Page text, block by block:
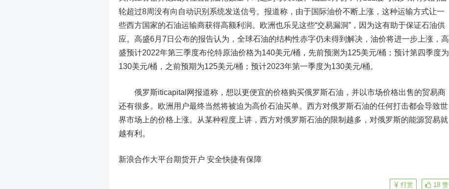
轮超过8周没有向自动识别系统发送信号。报道称，由于国际油价不断上涨，这种运输方式让一
些西方国家的石油运输商获得高额利润。欧洲也乐见这些“交易漏洞”，因为这有助于保证石油供
应。高盛6月7日公布的报告认为，全球石油的结构性赤字仍未得到解决，油价将进一步上涨，高
盛预计2022年第三季度布伦特原油价格为140美元/桶，先前预测为125美元/桶；预计第四季度为
130美元/桶，之前预期为125美元/桶；预计2023年第一季度为130美元/桶。
俄罗斯iticapital网报道称，想以更便宜的价格购买俄罗斯石油，并以市场价格出售的贸易商
还有很多。欧洲用户最终当然将被迫为高价石油买单。西方对俄罗斯石油的任何打击都会导致世
界市场上的价格上涨。从某种程度上讲，西方对俄罗斯石油的限制越多，对俄罗斯的能源贸易就
越有利。
新浪合作大平台期货开户 安全快捷有保障
18 赞
打赏